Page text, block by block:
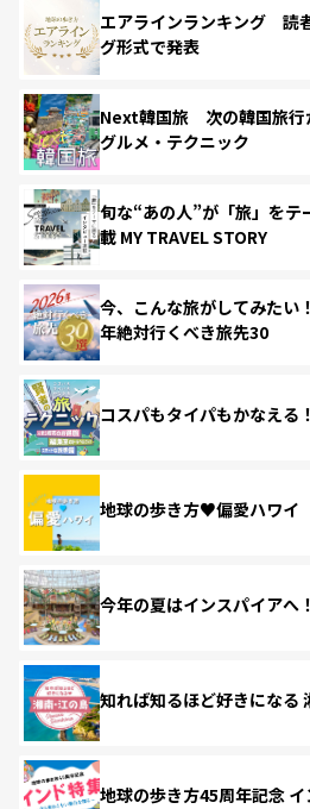
エアラインランキング 読
グ形式で発表
Next韓国旅 次の韓国旅行
グルメ・テクニック
旬な“あの人”が「旅」をテ
載 MY TRAVEL STORY
今、こんな旅がしてみたい
年絶対行くべき旅先30
コスパもタイパもかなえる
地球の歩き方♥偏愛ハワイ
今年の夏はインスパイアへ！
知れば知るほど好きになる
地球の歩き方45周年記念